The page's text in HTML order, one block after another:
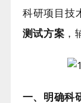
科研项目技
测试方案 ，
一、明确科